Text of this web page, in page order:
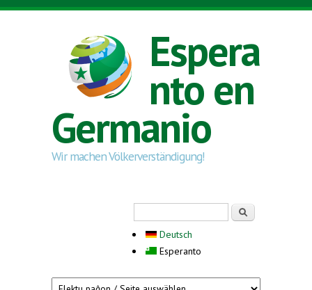
Skip to main content
Espera
nto en
Germanio
Wir machen Völkerverständigung!
Deutsch
Esperanto